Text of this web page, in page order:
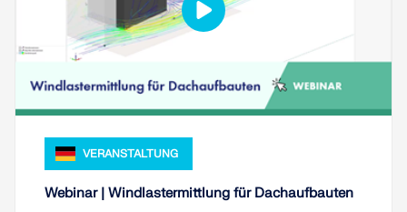
VERANSTALTUNG
Webinar | Windlastermittlung für Dachaufbauten